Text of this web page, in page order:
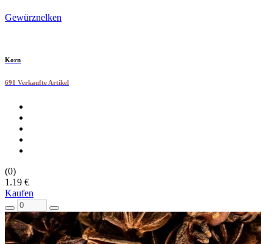
Gewürznelken
Korn
691 Verkaufte Artikel
(0)
1.19 €
Kaufen